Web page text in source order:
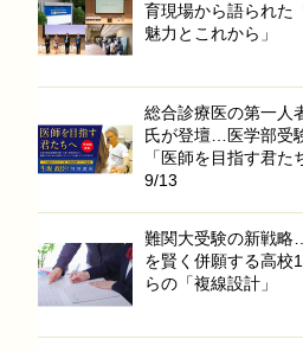
育現場から語られた
魅力とこれから」
総合診療医の第一人
氏が登壇…医学部受
「医師を目指す君た
9/13
難関大受験の新戦
を賢く併願する高校
らの「複線設計」